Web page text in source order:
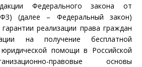
Федерального закона от
) (далее – Федеральный закон)
реализации права граждан
на получение бесплатной
помощи в Российской
правовые основы